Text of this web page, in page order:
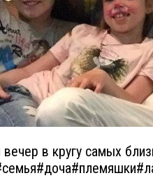
в кругу самых